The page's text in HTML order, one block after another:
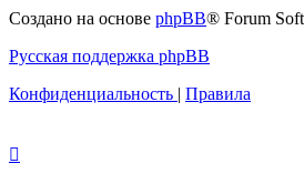
администрацией
Создано на основе phpBB® Forum
Русская поддержка phpBB
Конфиденциальность | Правила